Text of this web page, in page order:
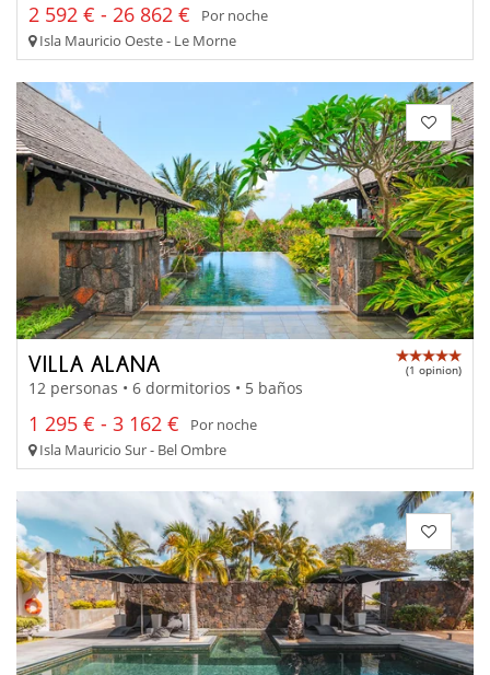
2 592 € - 26 862 €
Por noche
Isla Mauricio Oeste - Le Morne
VILLA ALANA (1 opinion)
12 personas • 6 dormitorios • 5 baños
1 295 € - 3 162 €
Por noche
Isla Mauricio Sur - Bel Ombre